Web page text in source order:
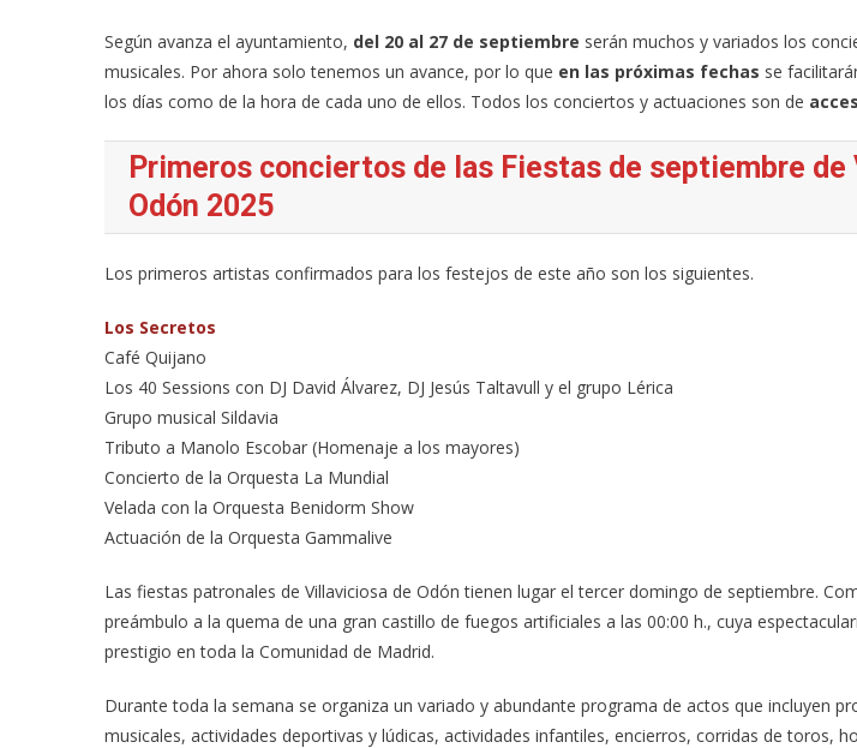
Según avanza el ayuntamiento, del 20 al 27 de septiembre serán muchos y variados los
musicales. Por ahora solo tenemos un avance, por lo que en las próximas fechas se
los días como de la hora de cada uno de ellos. Todos los conciertos y actuaciones son de
Primeros conciertos de las Fiestas de septiembre
Odón 2025
Los primeros artistas confirmados para los festejos de este año son los siguientes.
Los Secretos
Café Quijano
Los 40 Sessions con DJ David Álvarez, DJ Jesús Taltavull y el grupo Lérica
Grupo musical Sildavia
Tributo a Manolo Escobar (Homenaje a los mayores)
Concierto de la Orquesta La Mundial
Velada con la Orquesta Benidorm Show
Actuación de la Orquesta Gammalive
Las fiestas patronales de Villaviciosa de Odón tienen lugar el tercer domingo de septiembre.
preámbulo a la quema de una gran castillo de fuegos artificiales a las 00:00 h., cuya
prestigio en toda la Comunidad de Madrid.
Durante toda la semana se organiza un variado y abundante programa de actos que incluyen
musicales, actividades deportivas y lúdicas, actividades infantiles, encierros, corridas de toros,